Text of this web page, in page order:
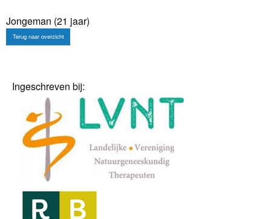
Jongeman (21 jaar)
Terug naar overzicht
Ingeschreven bij: